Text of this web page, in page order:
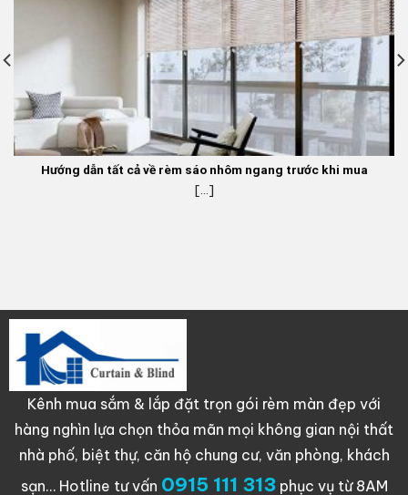
Hướng dẫn tất cả về rèm sáo nhôm ngang trước khi mua
[...]
Kênh mua sắm & lắp đặt trọn gói rèm màn đẹp với
hàng nghìn lựa chọn thỏa mãn mọi không gian nội thất
nhà phố, biệt thự, căn hộ chung cư, văn phòng, khách
sạn… Hotline tư vấn 0915 111 313phục vụ từ 8AM